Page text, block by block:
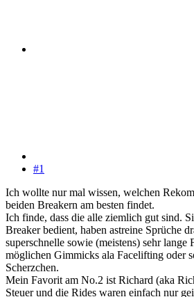
#1
Ich wollte nur mal wissen, welchen
beiden Breakern am besten findet.
Ich finde, dass die alle ziemlich gut sind.
Breaker bedient, haben astreine Sprüche
superschnelle sowie (meistens) sehr lange
möglichen Gimmicks ala Facelifting oder
Scherzchen.
Mein Favorit am No.2 ist Richard (aka
Steuer und die Rides waren einfach nur